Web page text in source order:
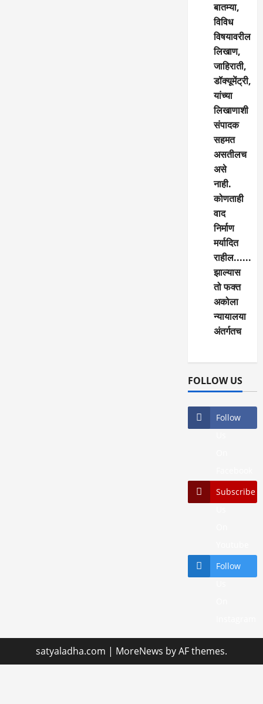
बातम्या,
विविध
विषयावरील
लिखाण,
जाहिराती,
डॉक्यूमेंट्री,
यांच्या
लिखाणाशी
संपादक
सहमत
असतीलच
असे
नाही.
कोणताही
वाद
निर्माण
मर्यादित
राहील......
झाल्यास
तो फक्त
अकोला
न्यायालया
अंतर्गतच
FOLLOW US
Follow
Subscribe
Follow
satyaladha.com | MoreNews by AF themes.